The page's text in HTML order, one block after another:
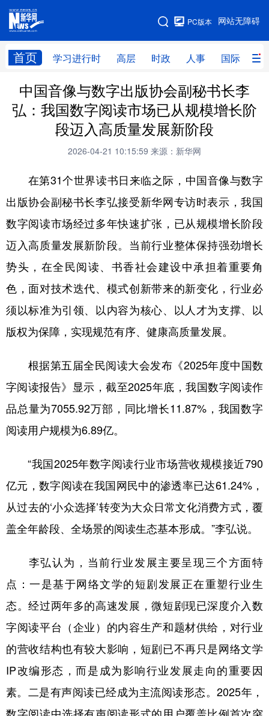
网站无障碍
PC版本
首页 学习进行时 高层 时政 人事 国际 财
网站地图
学习进行时 高层 时政 人事
国际 财经 网评 港澳
法律 中央文件 金融 汽车
食品 人居 信息化 数字经济
学术中国 乡村振兴 银龄 溯源中国
城市 旅游 能源 会展
公益 一带一路 亚太网 上市公司
文化产业
地方频道
北京 天津 河北 山西
辽宁 吉林 上海 江苏
浙江 安徽 福建 江西
广东 广西 海南 重庆
四川 贵州 云南 西藏
多语种频道
English Español Français عربى
中国音像与数字出版协会副秘书长李
弘：我国数字阅读市场已从规模增长阶
段迈入高质量发展新阶段
2026-04-21 10:15:59 来源：新华网
在第31个世界读书日来临之际，中国音像与数字
出版协会副秘书长李弘接受新华网专访时表示，我国
数字阅读市场经过多年快速扩张，已从规模增长阶段
迈入高质量发展新阶段。当前行业整体保持强劲增长
势头，在全民阅读、书香社会建设中承担着重要角
色，面对技术迭代、模式创新带来的新变化，行业必
须以标准为引领、以内容为核心、以人才为支撑、以
版权为保障，实现规范有序、健康高质量发展。
根据第五届全民阅读大会发布《2025年度中国数
字阅读报告》显示，截至2025年底，我国数字阅读作
品总量为7055.92万部，同比增长11.87%，我国数字
阅读用户规模为6.89亿。
“我国2025年数字阅读行业市场营收规模接近790
亿元，数字阅读在我国网民中的渗透率已达61.24%，
从过去的‘小众选择’转变为大众日常文化消费方式，覆
盖全年龄段、全场景的阅读生态基本形成。”李弘说。
李弘认为，当前行业发展主要呈现三个方面特
点：一是基于网络文学的短剧发展正在重塑行业生
态。经过两年多的高速发展，微短剧现已深度介入数
字阅读平台（企业）的内容生产和题材供给，对行业
的营收结构也有较大影响，短剧已不再只是网络文学
IP改编形态，而是成为影响行业发展走向的重要因
素。二是有声阅读已经成为主流阅读形态。2025年，
数字阅读中选择有声阅读形式的用户覆盖比例首次突